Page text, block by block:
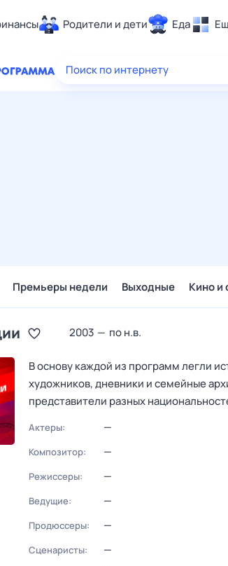
Родители и дети Еда
Здоровье
Поиск по интернету
Премьеры недели Выходные Кино и
2003 — по н.в.
В основу каждой из программ легли
художников, дневники и семейные
представители разных
Актеры: —
Композитор: —
Режиссеры: —
Ведущие: —
Продюссеры: —
Сценаристы: —